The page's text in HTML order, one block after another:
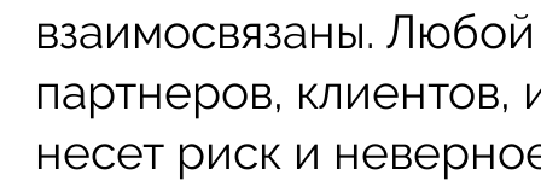
взаимосвязаны.
партнеров, клиентов,
несет риск и